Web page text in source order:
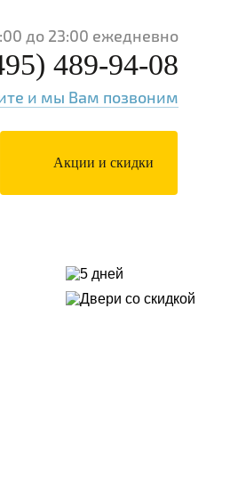
до 23:00 ежедневно
489-94-08
и мы Вам позвоним
Акции и скидки